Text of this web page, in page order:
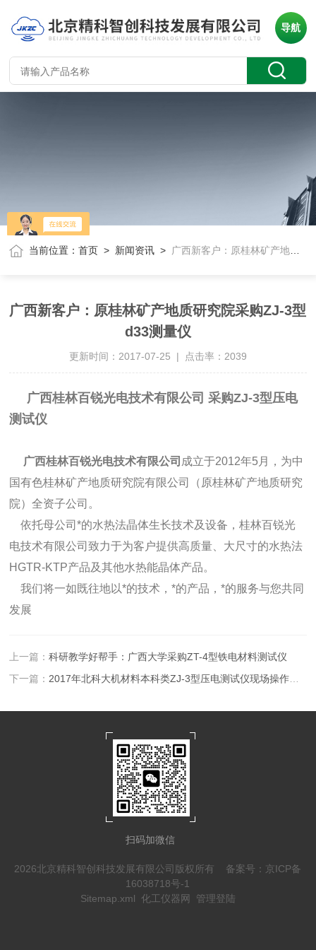
导航
当前位置：首页 > 新闻资讯 > 广西新客户：原桂林矿产地质研究院采购ZJ-3型d33测量仪
广西新客户：原桂林矿产地质研究院采购ZJ-3型
d33测量仪
更新时间：2017-07-25 | 点击率：2039
广西桂林百锐光电技术有限公司 采购ZJ-3型压电
测试仪
广西桂林百锐光电技术有限公司 成立于2012年5月，为中
国有色桂林矿产地质研究院有限公司（原桂林矿产地质研究
院）全资子公司。
依托母公司*的水热法晶体生长技术及设备，桂林百锐光
电技术有限公司致力于为客户提供高质量、大尺寸的水热法
HGTR-KTP产品及其他水热能晶体产品。
我们将一如既往地以*的技术，*的产品，*的服务与您共同
发展
上一篇：科研教学好帮手：广西大学采购ZT-4型铁电材料测试仪
下一篇： 2017年北科大机材料本科类ZJ-3型压电测试仪现场操作步骤
扫码加微信
2026北京精科智创科技发展有限公司版权所有 备案号：京ICP备
16038718号-1
Sitemap.xml 化工仪器网 管理登陆